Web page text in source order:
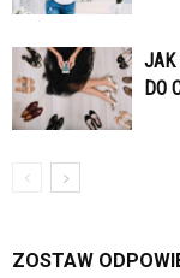
JAK
DO
ZOSTAW